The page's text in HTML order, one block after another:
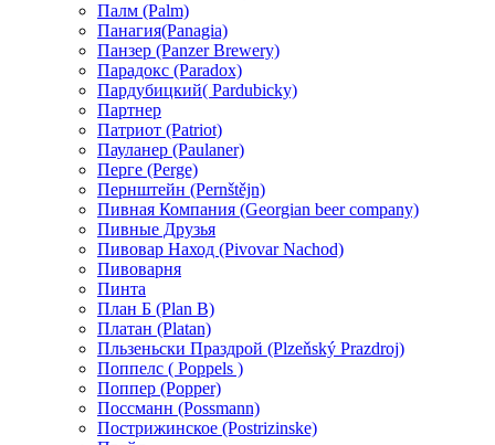
Палм (Palm)
Панагия(Panagia)
Панзер (Panzer Brewery)
Парадокс (Paradox)
Пардубицкий( Pardubicky)
Партнер
Патриот (Patriot)
Пауланер (Paulaner)
Перге (Perge)
Пернштейн (Pernštějn)
Пивная Компания (Georgian beer company)
Пивные Друзья
Пивовар Наход (Pivovar Nachod)
Пивоварня
Пинта
План Б (Plan B)
Платан (Platan)
Пльзеньски Праздрой (Plzeňský Prazdroj)
Поппелс ( Poppels )
Поппер (Popper)
Поссманн (Possmann)
Пострижинское (Postrizinske)